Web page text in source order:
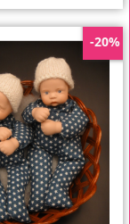
-20%